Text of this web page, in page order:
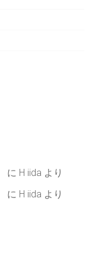
に H iida より
に H iida より